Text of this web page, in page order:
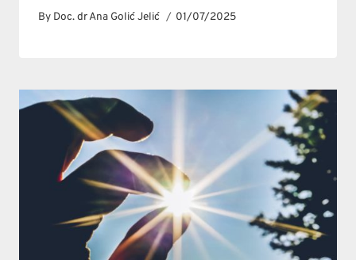
By Doc. dr Ana Golić Jelić 01/07/2025